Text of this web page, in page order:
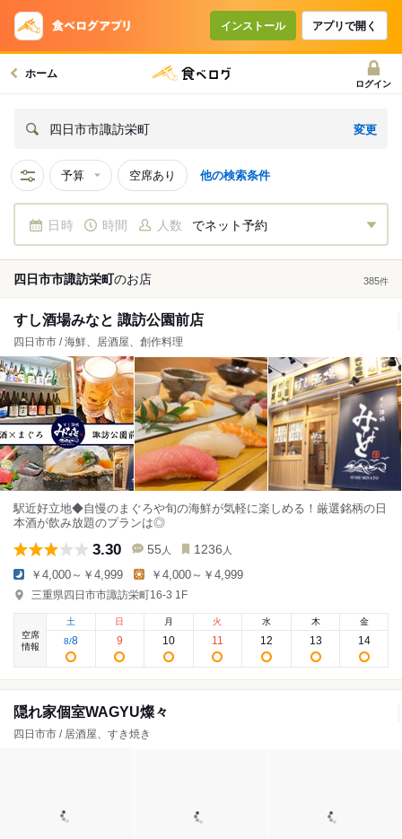
インストール アプリで開く
ホーム
ログイン
四日市市諏訪栄町 変更
予算 空席あり 他の検索条件
日時 時間 人数 でネット予約
四日市市諏訪栄町のお店 385件
すし酒場みなと 諏訪公園前店
四日市市 / 海鮮、居酒屋、創作料理
駅近好立地◆自慢のまぐろや旬の海鮮が気軽に楽しめる！厳選銘柄の日
本酒が飲み放題のプランは◎
3.30 55 人 1236 人
￥4,000～￥4,999 ￥4,000～￥4,999
三重県四日市市諏訪栄町16-3 1F
空席
情報
土
8/8
日
9
月
10
火
11
水
12
木
13
金
14
隠れ家個室WAGYU燦々
四日市市 / 居酒屋、すき焼き